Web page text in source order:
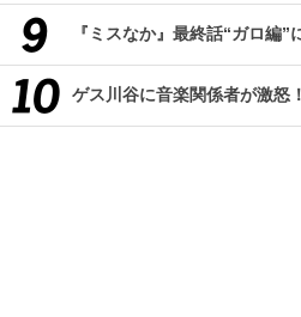
『ミスなか』最終話“ガロ編”
ゲス川谷に音楽関係者が激怒！